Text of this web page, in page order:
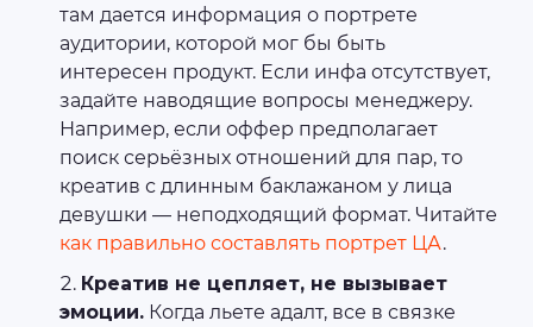
там дается информация о портрете
аудитории, которой мог бы быть
интересен продукт. Если инфа отсутствует,
задайте наводящие вопросы менеджеру.
Например, если оффер предполагает
поиск серьёзных отношений для пар, то
креатив с длинным баклажаном у лица
девушки — неподходящий формат. Читайте
как правильно составлять портрет ЦА.
Креатив не цепляет, не вызывает
эмоции. Когда льете адалт, все в связке